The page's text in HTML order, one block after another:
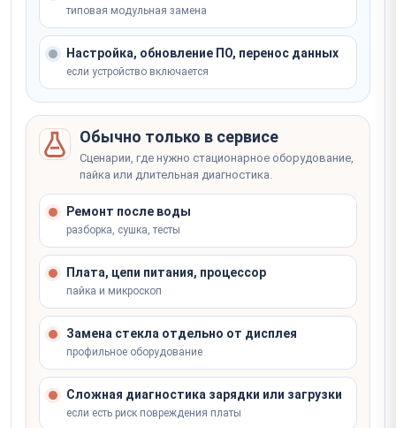
типовая модульная замена
Настройка, обновление ПО, перенос данных
если устройство включается
Обычно только в сервисе
Сценарии, где нужно стационарное оборудование,
пайка или длительная диагностика.
Ремонт после воды
разборка, сушка, тесты
Плата, цепи питания, процессор
пайка и микроскоп
Замена стекла отдельно от дисплея
профильное оборудование
Сложная диагностика зарядки или загрузки
если есть риск повреждения платы